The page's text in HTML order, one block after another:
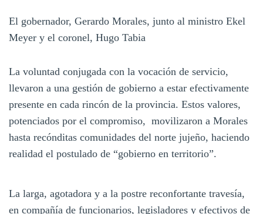
El gobernador, Gerardo Morales, junto al ministro Ekel
Meyer y el coronel, Hugo Tabia
La voluntad conjugada con la vocación de servicio,
llevaron a una gestión de gobierno a estar efectivamente
presente en cada rincón de la provincia. Estos valores,
potenciados por el compromiso, movilizaron a Morales
hasta recónditas comunidades del norte jujeño, haciendo
realidad el postulado de “gobierno en territorio”.
La larga, agotadora y a la postre reconfortante travesía,
en compañía de funcionarios, legisladores y efectivos de